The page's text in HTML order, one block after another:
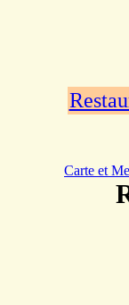
Carte et